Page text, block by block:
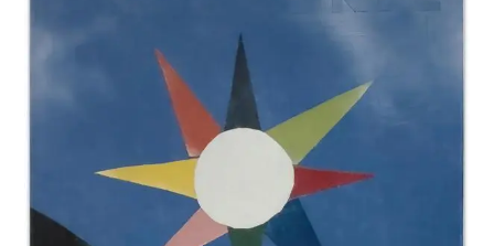
CLAUDE GILLI
BIOGRAPHIE
CATALOGUE DES OEUVRES
LES EX-VOTO
LES OUTILS DU PEINTRE